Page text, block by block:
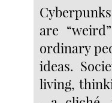
are
ordinary
ideas.
living,